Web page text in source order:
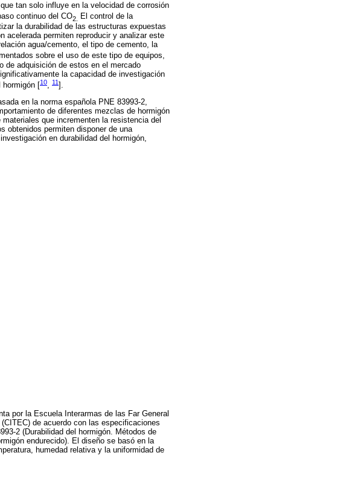
tan solo influye en la velocidad de corrosión
continuo del CO2.
El control de la
la durabilidad de las estructuras expuestas
acelerada permiten reproducir y analizar este
agua/cemento, el tipo de cemento, la
sobre el uso de este tipo de equipos,
de adquisición de estos en el mercado
la capacidad de investigación
hormigón [10, 11].
en la norma española PNE 83993-2,
de diferentes mezclas de hormigón
que incrementen la resistencia del
obtenidos permiten disponer de una
en durabilidad del hormigón,
por la Escuela Interarmas de las Far General
de acuerdo con las especificaciones
2 (Durabilidad del hormigón. Métodos de
endurecido). El diseño se basó en la
humedad relativa y la uniformidad de